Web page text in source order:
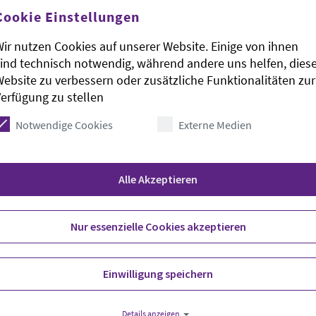
nehmen in der kalten Jahreszeit die Hilfe
«Teilweise hatten wir eine Verdopplung
Michael Zischke von der Johanniter-
der Kältesaison. «Insgesamt geht der
Kältebus der Johanniter insgesamt 290
In dieser Zeiten habe das Team 5.120 heiße
512 Liter Kaffee, 430 Fünf-Minuten-Terrinen,
Winter-Handschuhe und 30 frostsichere
hätten dafür freiwillig 763
zufolge ausschließlich durch Spenden
unterstützten das Projekt schon seit Jahren,
Einstellungen
nutzen Cookies auf unserer Website. Einige von ihnen
technisch notwendig, während andere uns helfen,
zu verbessern oder zusätzliche Funktionalitäten zur
zu stellen
Notwendige Cookies Externe Medien
Alle Akzeptieren
Nur essenzielle Cookies akzeptieren
Einwilligung speichern
Details anzeigen